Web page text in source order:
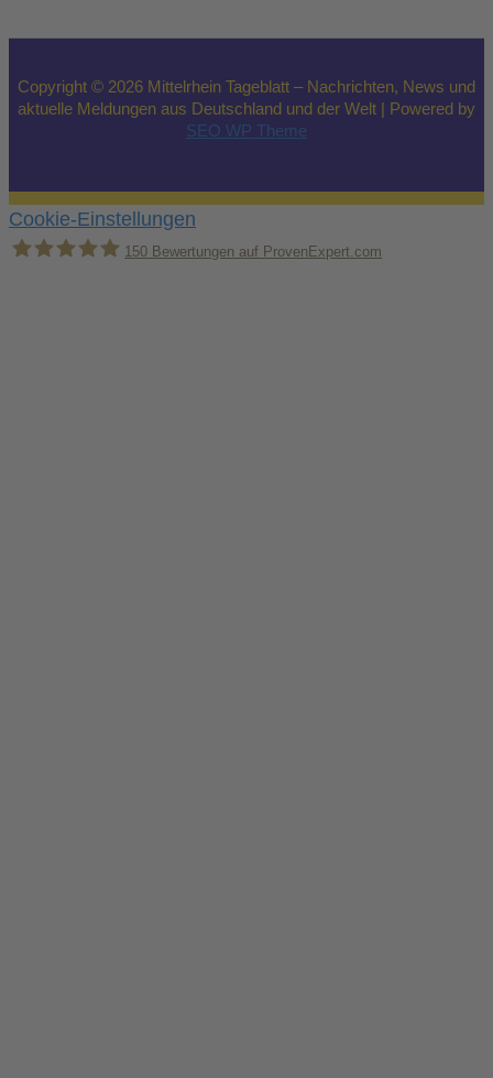
Copyright © 2026 Mittelrhein Tageblatt – Nachrichten, News und
aktuelle Meldungen aus Deutschland und der Welt | Powered by
SEO WP Theme
Cookie-Einstellungen
150 Bewertungen auf ProvenExpert.com